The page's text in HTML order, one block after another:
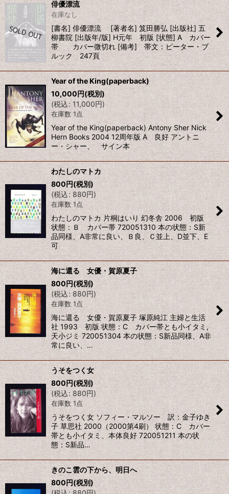
俳優漂流
在庫なし
[書名] 俳優漂流 [著者名] 笈田勝弘 [出版社] 五
柳書院 [出版年/版] H元年 初版 [状態] A カバー
帯 カバー微切れ [備考] 帯文：ピーター・ブ
ルック 247頁
Year of the King(paperback)
10,000円(税別)
(税込: 11,000円)
在庫数 1点
Year of the King(paperback) Antony Sher Nick
Hern Books 2004 12周年版 A 良好 アントニ
ー・シャー、 サイン本
わたしのマトカ
800円(税別)
(税込: 880円)
在庫数 1点
わたしのマトカ 片桐はいり 幻冬舎 2006 初版
状態：Ｂ カバー帯 720051310 本の状態：S新
品同様、A非常に良い、Ｂ良、Ｃ並上、D並下、E
可
海に還る 女優・賀原夏子
800円(税別)
(税込: 880円)
在庫数 1点
海に還る 女優・賀原夏子 塚原純江 主婦と生活
社 1993 初版 状態：C カバー帯とも小イタミ,
天小ジミ 720051304 本の状態：S新品同様、A非
常に良い、…
うそをつく女
800円(税別)
(税込: 880円)
在庫数 1点
うそをつく女 ソフィー・マルソー 訳：金子ゆき
子 草思社 2000（2000第4刷） 状態：C カバー
帯とも小イタミ、本体良好 720051211 本の状
態：S新品…
きのこ雲の下から、明日へ
800円(税別)